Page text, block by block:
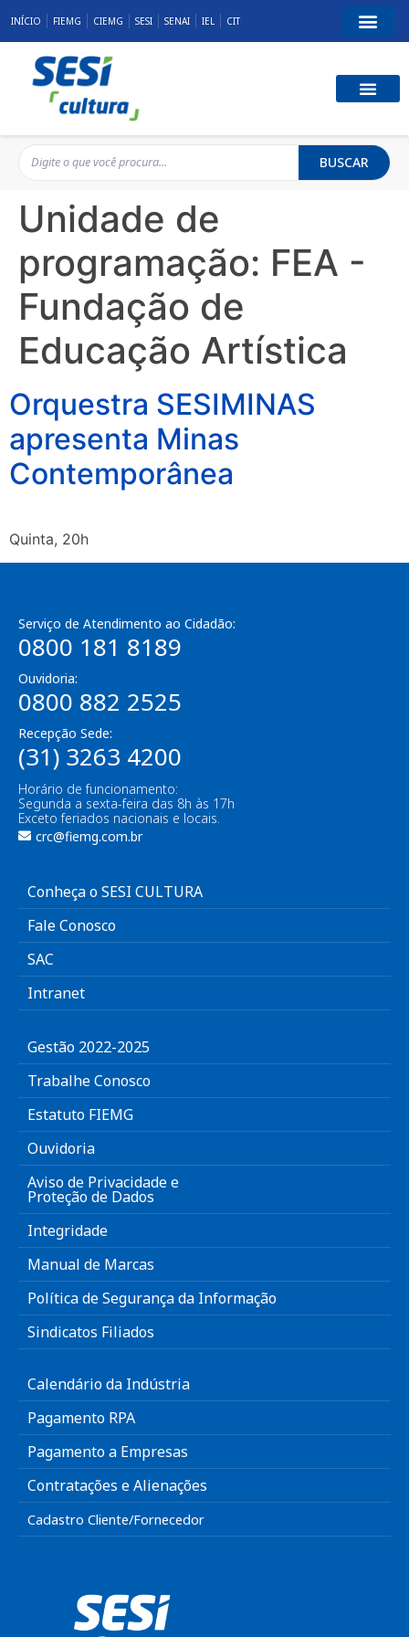
INÍCIO FIEMG CIEMG SESI SENAI IEL CIT
BUSCAR
Unidade de
programação: FEA -
Fundação de
Educação Artística
Orquestra SESIMINAS
apresenta Minas
Contemporânea
Quinta, 20h
Serviço de Atendimento ao Cidadão:
0800 181 8189
Ouvidoria:
0800 882 2525
Recepção Sede:
(31) 3263 4200
Horário de funcionamento:
Segunda a sexta-feira das 8h às 17h
Exceto feriados nacionais e locais.
crc@fiemg.com.br
Conheça o SESI CULTURA
Fale Conosco
SAC
Intranet
Gestão 2022-2025
Trabalhe Conosco
Estatuto FIEMG
Ouvidoria
Aviso de Privacidade e
Proteção de Dados
Integridade
Manual de Marcas
Política de Segurança da Informação
Sindicatos Filiados
Calendário da Indústria
Pagamento RPA
Pagamento a Empresas
Contratações e Alienações
Cadastro Cliente/Fornecedor